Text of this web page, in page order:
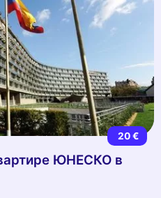
20 €
ЮНЕСКО в